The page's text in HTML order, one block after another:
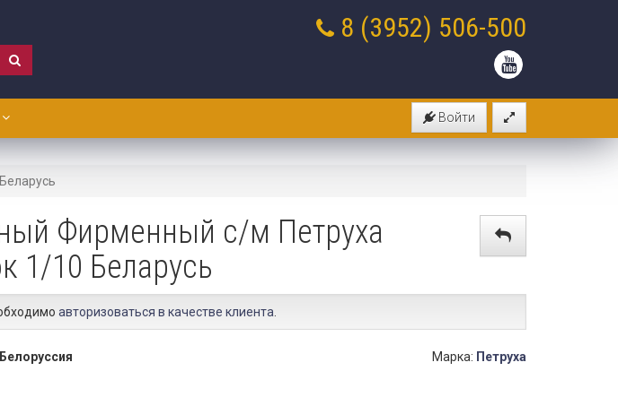
8 (3952) 506-500
Войти
Фирменный с/м Петруха
1/10 Беларусь
авторизоваться в качестве клиента
Белоруссия
Марка: Петруха